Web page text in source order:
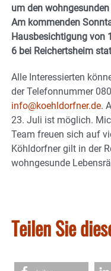
um den
Am kommenden
Hausbesichtigung von
6 bei Reichertsheim
Alle Interessierten
der Telefonnummer
info@koehldorfner.de.
23. Juli ist möglich.
Team freuen sich auf
Köhldorfner gilt in der
wohngesunde
Teilen Sie